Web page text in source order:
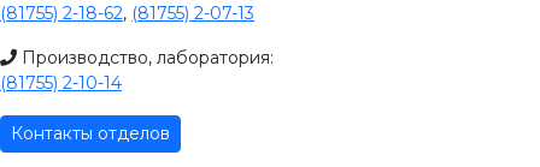
(81755) 2-18-62, (81755) 2-07-13
Производство, лаборатория:
(81755) 2-10-14
Контакты отделов